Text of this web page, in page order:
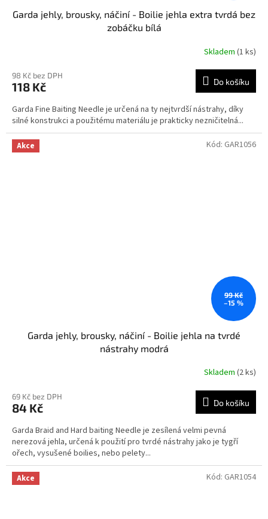
Garda jehly, brousky, náčiní - Boilie jehla extra tvrdá bez
zobáčku bílá
Skladem (1 ks)
98 Kč bez DPH
118 Kč Do košíku
Garda Fine Baiting Needle je určená na ty nejtvrdší nástrahy, díky
silné konstrukci a použitému materiálu je prakticky nezničitelná...
Akce
99 Kč
–15 %
Garda jehly, brousky, náčiní - Boilie jehla na tvrdé
nástrahy modrá
Skladem (2 ks)
69 Kč bez DPH
84 Kč Do košíku
Garda Braid and Hard baiting Needle je zesílená velmi pevná
nerezová jehla, určená k použití pro tvrdé nástrahy jako je tygří
ořech, vysušené boilies, nebo pelety...
Kód: GAR1056
Akce Kód: GAR1054